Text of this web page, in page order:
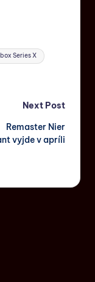
Series X
Next Post
Remaster Nier
vyjde v apríli